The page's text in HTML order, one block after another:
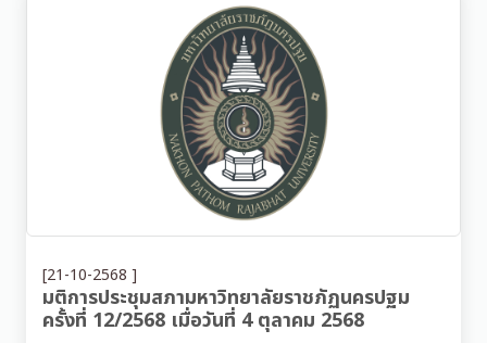
[21-10-2568 ]
มติการประชุมสภามหาวิทยาลัยราชภัฏนครปฐม
ครั้งที่ 12/2568 เมื่อวันที่ 4 ตุลาคม 2568